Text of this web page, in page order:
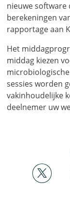
nieuwe software
berekeningen
rapportage aan
Het
middag kiezen
sessies worden
vakinhoudelijke
deelnemer uw